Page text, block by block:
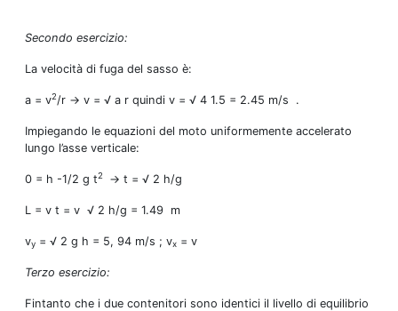
Secondo esercizio:
La velocità di fuga del sasso è:
a = v2/r → v = √ a r quindi v = √ 4 1.5 = 2.45 m/s .
Impiegando le equazioni del moto uniformemente accelerato
lungo l’asse verticale:
0 = h -1/2 g t2 → t = √ 2 h/g
L = v t = v √ 2 h/g = 1.49 m
vy = √ 2 g h = 5, 94 m/s ; vx = v
Terzo esercizio:
Fintanto che i due contenitori sono identici il livello di equilibrio